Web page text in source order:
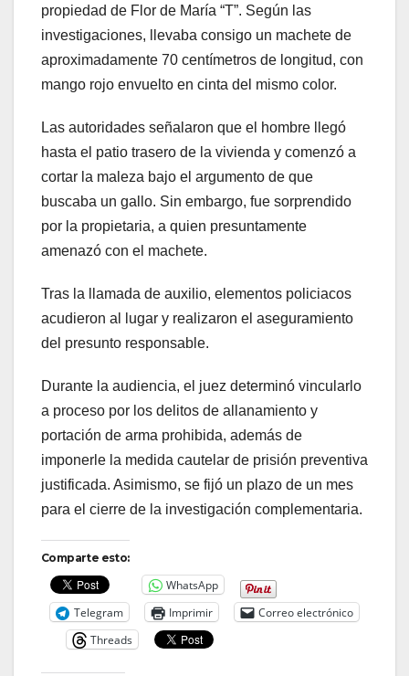
propiedad de Flor de María “T”. Según las
investigaciones, llevaba consigo un machete de
aproximadamente 70 centímetros de longitud, con
mango rojo envuelto en cinta del mismo color.
Las autoridades señalaron que el hombre llegó
hasta el patio trasero de la vivienda y comenzó a
cortar la maleza bajo el argumento de que
buscaba un gallo. Sin embargo, fue sorprendido
por la propietaria, a quien presuntamente
amenazó con el machete.
Tras la llamada de auxilio, elementos policiacos
acudieron al lugar y realizaron el aseguramiento
del presunto responsable.
Durante la audiencia, el juez determinó vincularlo
a proceso por los delitos de allanamiento y
portación de arma prohibida, además de
imponerle la medida cautelar de prisión preventiva
justificada. Asimismo, se fijó un plazo de un mes
para el cierre de la investigación complementaria.
Comparte esto:
WhatsApp
Telegram
Imprimir
Correo electrónico
Threads